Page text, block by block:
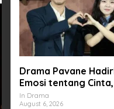
Drama Pavane
Emosi tentang
Kesempatan
In Drama
August 6, 2026